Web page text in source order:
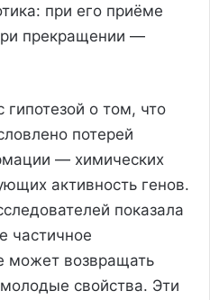
при его приёме
прекращении —
гипотезой о том, что
потерей
— химических
активность генов.
показала
частичное
может возвращать
свойства. Эти